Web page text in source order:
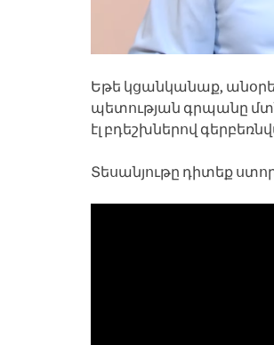
Եթե կցանկանաք,
պետության գրպանը
էլ բդեշխներով
Տեսանյութը դիտեք